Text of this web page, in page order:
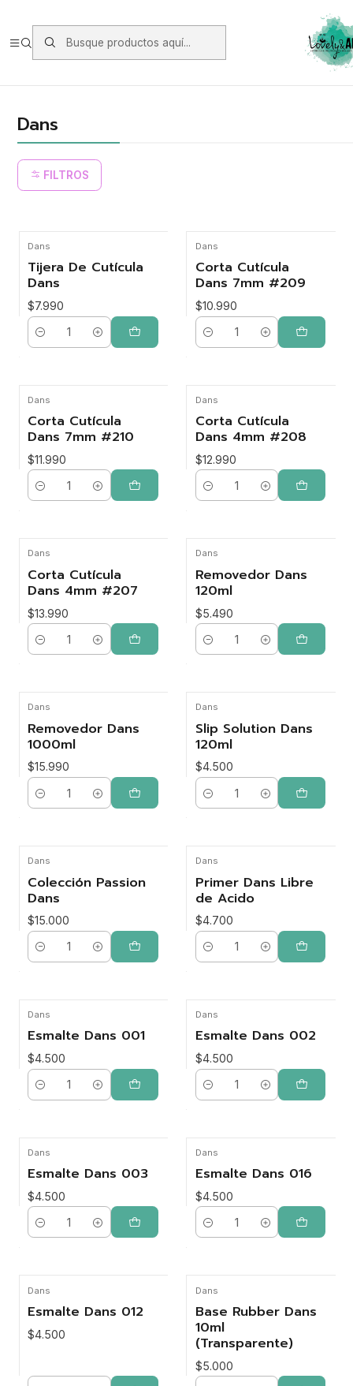
https://www.starken.cl/
Dans
FILTROS
Dans
Tijera De Cutícula
Dans
$7.990
Cantidad
Dans
Corta Cutícula
Dans 7mm #209
$10.990
Cantidad
Dans
Corta Cutícula
Dans 7mm #210
$11.990
Cantidad
Dans
Corta Cutícula
Dans 4mm #208
$12.990
Cantidad
Dans
Corta Cutícula
Dans 4mm #207
$13.990
Cantidad
Dans
Removedor Dans
120ml
$5.490
Cantidad
Dans
Removedor Dans
1000ml
$15.990
Cantidad
Dans
Slip Solution Dans
120ml
$4.500
Cantidad
Dans
Colección Passion
Dans
$15.000
Cantidad
Dans
Primer Dans Libre
de Acido
$4.700
Cantidad
Dans
Esmalte Dans 001
$4.500
Cantidad
Dans
Esmalte Dans 002
$4.500
Cantidad
Dans
Esmalte Dans 003
$4.500
Cantidad
Dans
Esmalte Dans 016
$4.500
Cantidad
Dans
Esmalte Dans 012
$4.500
Dans
Base Rubber Dans
10ml
(Transparente)
$5.000